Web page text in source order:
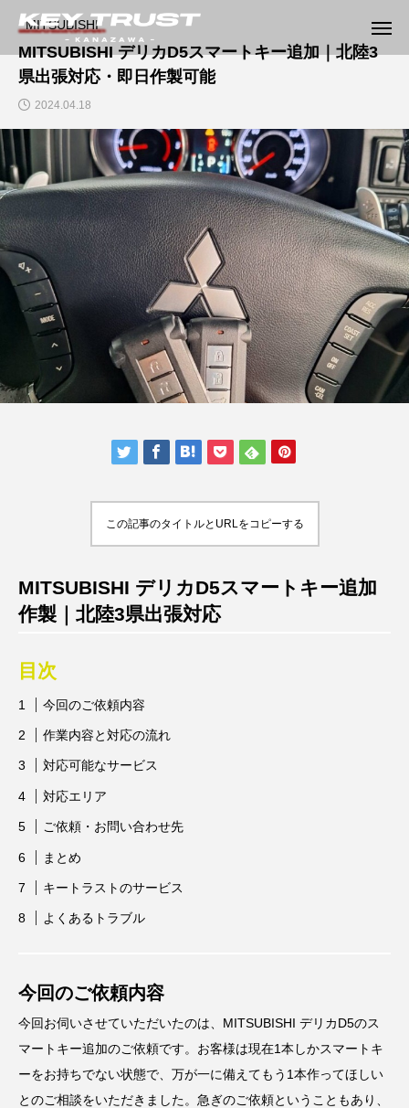
MITSUBISHI
MITSUBISHI デリカD5スマートキー追加｜北陸3
県出張対応・即日作製可能
2024.04.18
この記事のタイトルとURLをコピーする
MITSUBISHI デリカD5スマートキー追加
作製｜北陸3県出張対応
目次
今回のご依頼内容
作業内容と対応の流れ
対応可能なサービス
対応エリア
ご依頼・お問い合わせ先
まとめ
キートラストのサービス
よくあるトラブル
今回のご依頼内容
今回お伺いさせていただいたのは、MITSUBISHI デリカD5のス
マートキー追加のご依頼です。お客様は現在1本しかスマートキ
ーをお持ちでない状態で、万が一に備えてもう1本作ってほしい
とのご相談をいただきました。急ぎのご依頼ということもあり、